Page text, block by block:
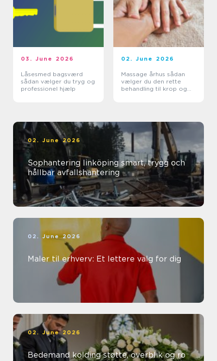
03. June 2026
Låsesmed bagsværd
sådan vælger du tryg og
professionel hjælp
02. June 2026
Massage århus sådan
vælger du den rette
behandling til krop og
02. June 2026
Sophantering linköping smart, trygg och
hållbar avfallshantering
02. June 2026
Maler til erhverv: Et lettere valg for dig
02. June 2026
Bedemand kolding støtte, overblik og ro